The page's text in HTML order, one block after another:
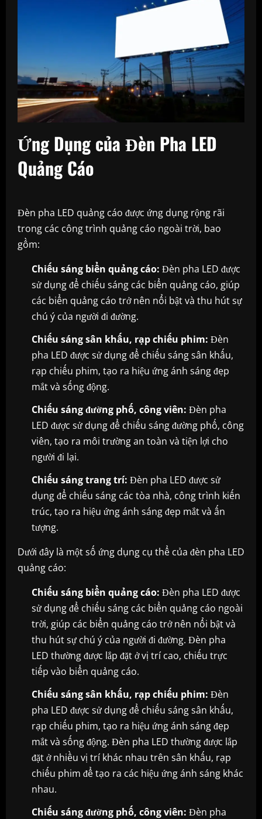
Ứng Dụng của Đèn Pha LED
Quảng Cáo
Đèn pha LED quảng cáo được ứng dụng rộng rãi
trong các công trình quảng cáo ngoài trời, bao
gồm:
Chiếu sáng biển quảng cáo: Đèn pha LED được
sử dụng để chiếu sáng các biển quảng cáo, giúp
các biển quảng cáo trở nên nổi bật và thu hút sự
chú ý của người đi đường.
Chiếu sáng sân khấu, rạp chiếu phim: Đèn
pha LED được sử dụng để chiếu sáng sân khấu,
rạp chiếu phim, tạo ra hiệu ứng ánh sáng đẹp
mắt và sống động.
Chiếu sáng đường phố, công viên: Đèn pha
LED được sử dụng để chiếu sáng đường phố, công
viên, tạo ra môi trường an toàn và tiện lợi cho
người đi lại.
Chiếu sáng trang trí: Đèn pha LED được sử
dụng để chiếu sáng các tòa nhà, công trình kiến
trúc, tạo ra hiệu ứng ánh sáng đẹp mắt và ấn
tượng.
Dưới đây là một số ứng dụng cụ thể của đèn pha LED
quảng cáo:
Chiếu sáng biển quảng cáo: Đèn pha LED được
sử dụng để chiếu sáng các biển quảng cáo ngoài
trời, giúp các biển quảng cáo trở nên nổi bật và
thu hút sự chú ý của người đi đường. Đèn pha
LED thường được lắp đặt ở vị trí cao, chiếu trực
tiếp vào biển quảng cáo.
Chiếu sáng sân khấu, rạp chiếu phim: Đèn
pha LED được sử dụng để chiếu sáng sân khấu,
rạp chiếu phim, tạo ra hiệu ứng ánh sáng đẹp
mắt và sống động. Đèn pha LED thường được lắp
đặt ở nhiều vị trí khác nhau trên sân khấu, rạp
chiếu phim để tạo ra các hiệu ứng ánh sáng khác
nhau.
Chiếu sáng đường phố, công viên: Đèn pha